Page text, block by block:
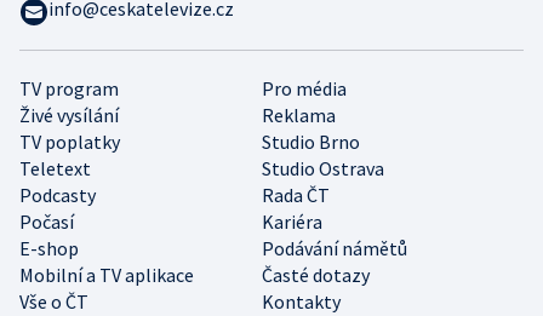
TV program
Pro média
Živé vysílání
Reklama
TV poplatky
Studio Brno
Teletext
Studio Ostrava
Podcasty
Rada ČT
Počasí
Kariéra
E-shop
Podávání námětů
Mobilní a TV aplikace
Časté dotazy
Vše o ČT
Kontakty
info@ceskatelevize.cz